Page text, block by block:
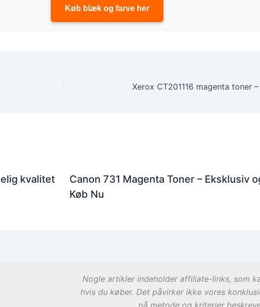
Køb blæk og farve her
kvalitet
Canon 731 Magenta Toner – Eksklusiv
Køb Nu
Nogle artikler indeholder affiliate-links, som
hvis du køber. Det påvirker ikke vores